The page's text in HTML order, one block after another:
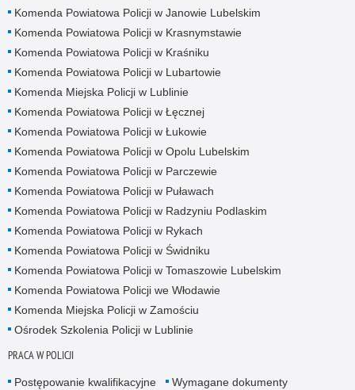
Komenda Powiatowa Policji w Janowie Lubelskim
Komenda Powiatowa Policji w Krasnymstawie
Komenda Powiatowa Policji w Kraśniku
Komenda Powiatowa Policji w Lubartowie
Komenda Miejska Policji w Lublinie
Komenda Powiatowa Policji w Łęcznej
Komenda Powiatowa Policji w Łukowie
Komenda Powiatowa Policji w Opolu Lubelskim
Komenda Powiatowa Policji w Parczewie
Komenda Powiatowa Policji w Puławach
Komenda Powiatowa Policji w Radzyniu Podlaskim
Komenda Powiatowa Policji w Rykach
Komenda Powiatowa Policji w Świdniku
Komenda Powiatowa Policji w Tomaszowie Lubelskim
Komenda Powiatowa Policji we Włodawie
Komenda Miejska Policji w Zamościu
Ośrodek Szkolenia Policji w Lublinie
PRACA W POLICJI
Postępowanie kwalifikacyjne
Wymagane dokumenty